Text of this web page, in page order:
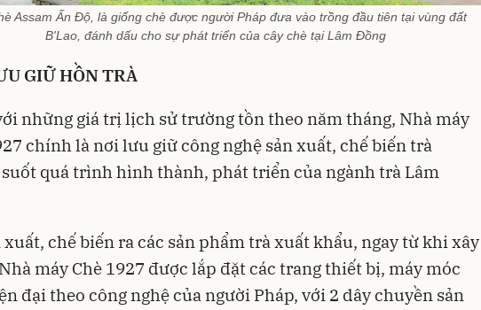
Assam Ấn Độ, là giống chè được người Pháp đưa vào trồng đầu tiên tại vùng đất
B'Lao, đánh dấu cho sự phát triển của cây chè tại Lâm Đồng
GIỮ HỒN TRÀ
những giá trị lịch sử trường tồn theo năm tháng, Nhà máy
chính là nơi lưu giữ công nghệ sản xuất, chế biến trà
quá trình hình thành, phát triển của ngành trà Lâm
xuất, chế biến ra các sản phẩm trà xuất khẩu, ngay từ khi xây
máy Chè 1927 được lắp đặt các trang thiết bị, máy móc
đại theo công nghệ của người Pháp, với 2 dây chuyền sản